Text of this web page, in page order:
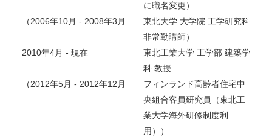
に職名変更）
（2006年10月 - 2008年3月
東北大学 大学院 工学研究科
非常勤講師）
2010年4月 - 現在
東北工業大学 工学部 建築学
科 教授
（2012年5月 - 2012年12月
フィンランド高齢者住宅中
央組合客員研究員（東北工
業大学海外研修制度利
用））